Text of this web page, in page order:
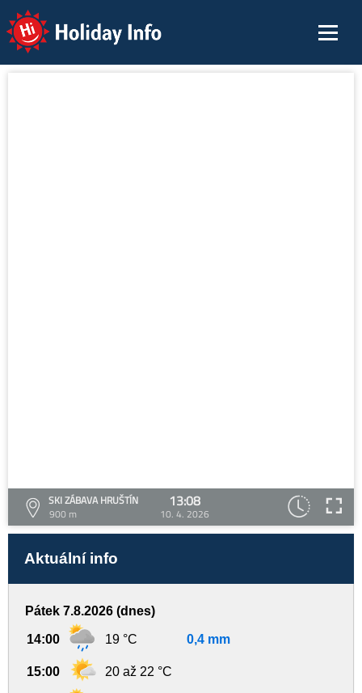
Holiday Info
SKI ZÁBAVA HRUŠTÍN
900 m
13:08
10. 4. 2026
Aktuální info
Pátek 7.8.2026 (dnes)
14:00 19 °C 0,4 mm
15:00 20 až 22 °C